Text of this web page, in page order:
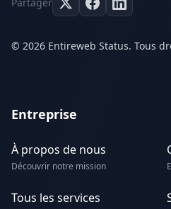
© 2026 Entireweb Status. Tous
Entreprise
À propos de nous
Découvrir notre mission
Tous les services